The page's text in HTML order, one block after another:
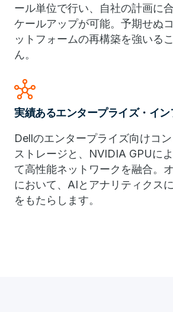
ール単位で行い、自社の計画に
ケールアップが可能。予期せぬ
ットフォームの再構築を強いる
ん。
hub
実績あるエンタープライズ・イン
Dellのエンタープライズ向けコ
ストレージと、NVIDIA GPUに
て高性能ネットワークを融合。
において、AIとアナリティクス
をもたらします。